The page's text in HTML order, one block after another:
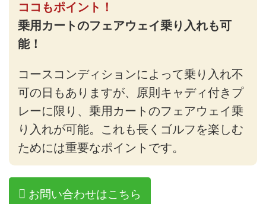
ココもポイント！
乗用カートのフェアウェイ乗り入れも可
能！
コースコンディションによって乗り入れ不
可の日もありますが、原則キャディ付きプ
レーに限り、乗用カートのフェアウェイ乗
り入れが可能。これも長くゴルフを楽しむ
ためには重要なポイントです。
お問い合わせはこちら